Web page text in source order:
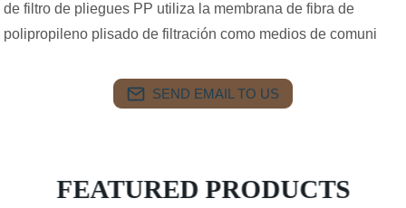
de filtro de pliegues PP utiliza la membrana de fibra de
polipropileno plisado de filtración como medios de comuni
SEND EMAIL TO US
FEATURED PRODUCTS